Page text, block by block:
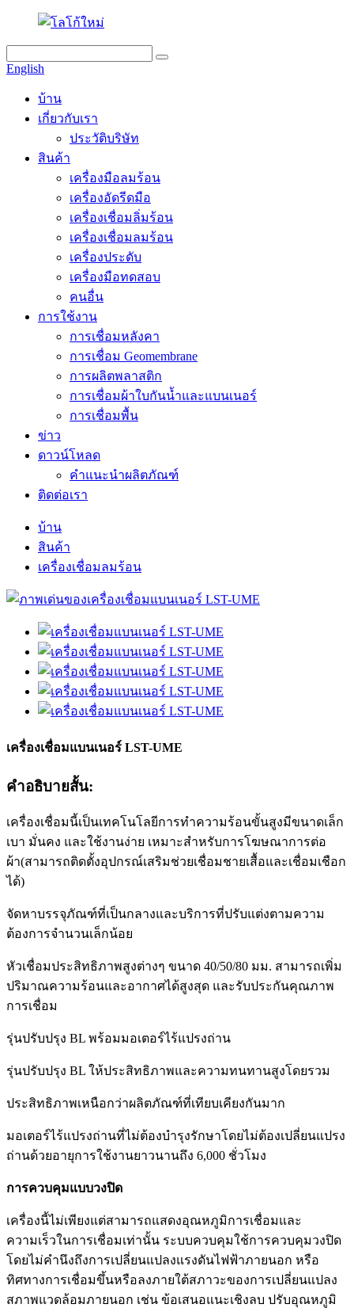
English
บ้าน
เกี่ยวกับเรา
ประวัติบริษัท
สินค้า
เครื่องมือลมร้อน
เครื่องอัดรีดมือ
เครื่องเชื่อมลิ่มร้อน
เครื่องเชื่อมลมร้อน
เครื่องประดับ
เครื่องมือทดสอบ
คนอื่น
การใช้งาน
การเชื่อมหลังคา
การเชื่อม Geomembrane
การผลิตพลาสติก
การเชื่อมผ้าใบกันน้ำและแบนเนอร์
การเชื่อมพื้น
ข่าว
ดาวน์โหลด
คำแนะนำผลิตภัณฑ์
ติดต่อเรา
บ้าน
สินค้า
เครื่องเชื่อมลมร้อน
เครื่องเชื่อมแบนเนอร์ LST-UME
คำอธิบายสั้น:
เครื่องเชื่อมนี้เป็นเทคโนโลยีการทำความร้อนขั้นสูงมีขนาดเล็ก
เบา มั่นคง และใช้งานง่าย เหมาะสำหรับการโฆษณาการต่อ
ผ้า(สามารถติดตั้งอุปกรณ์เสริมช่วยเชื่อมชายเสื้อและเชื่อมเชือก
ได้)
จัดหาบรรจุภัณฑ์ที่เป็นกลางและบริการที่ปรับแต่งตามความ
ต้องการจำนวนเล็กน้อย
หัวเชื่อมประสิทธิภาพสูงต่างๆ ขนาด 40/50/80 มม. สามารถเพิ่ม
ปริมาณความร้อนและอากาศได้สูงสุด และรับประกันคุณภาพ
การเชื่อม
รุ่นปรับปรุง BL พร้อมมอเตอร์ไร้แปรงถ่าน
รุ่นปรับปรุง BL ให้ประสิทธิภาพและความทนทานสูงโดยรวม
ประสิทธิภาพเหนือกว่าผลิตภัณฑ์ที่เทียบเคียงกันมาก
มอเตอร์ไร้แปรงถ่านที่ไม่ต้องบำรุงรักษาโดยไม่ต้องเปลี่ยนแปรง
ถ่านด้วยอายุการใช้งานยาวนานถึง 6,000 ชั่วโมง
การควบคุมแบบวงปิด
เครื่องนี้ไม่เพียงแต่สามารถแสดงอุณหภูมิการเชื่อมและ
ความเร็วในการเชื่อมเท่านั้น ระบบควบคุมใช้การควบคุมวงปิด
โดยไม่คำนึงถึงการเปลี่ยนแปลงแรงดันไฟฟ้าภายนอก หรือ
ทิศทางการเชื่อมขึ้นหรือลงภายใต้สภาวะของการเปลี่ยนแปลง
สภาพแวดล้อมภายนอก เช่น ข้อเสนอแนะเชิงลบ ปรับอุณหภูมิ